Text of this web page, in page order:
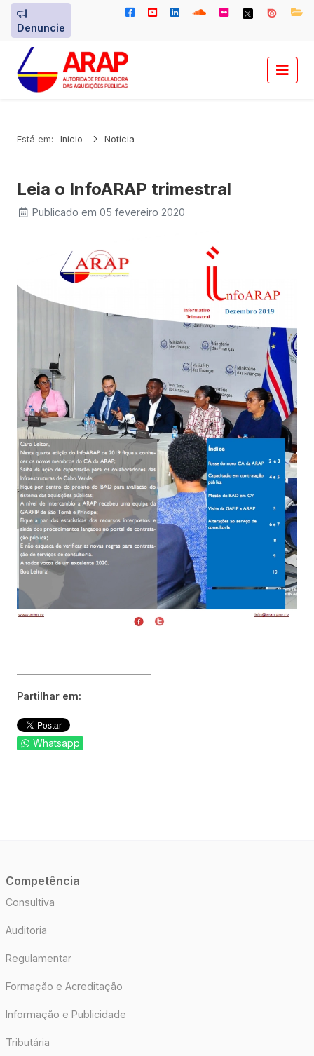
Denuncie
Está em: Inicio Notícia
Leia o InfoARAP trimestral
Publicado em 05 fevereiro 2020
Partilhar em:
Whatsapp
Competência
Consultiva
Auditoria
Regulamentar
Formação e Acreditação
Informação e Publicidade
Tributária